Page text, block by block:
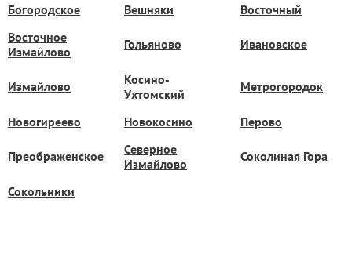
Богородское Вешняки
Восточный
Восточное
Измайлово
Гольяново Ивановское
Измайлово
Косино-
Ухтомский
Метрогородок
Новогиреево Новокосино Перово
Преображенское
Северное
Измайлово
Соколиная Гора
Сокольники